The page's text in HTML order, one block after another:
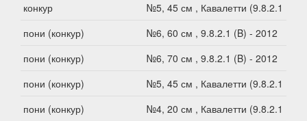
конкур
№5, 45 см , Кавалетти (9.8.2.1 В)
пони (конкур)
№6, 60 см , 9.8.2.1 (B) - 2012
пони (конкур)
№6, 70 см , 9.8.2.1 (B) - 2012
пони (конкур)
№5, 45 см , Кавалетти (9.8.2.1 В)
пони (конкур)
№4, 20 см , Кавалетти (9.8.2.1 В)